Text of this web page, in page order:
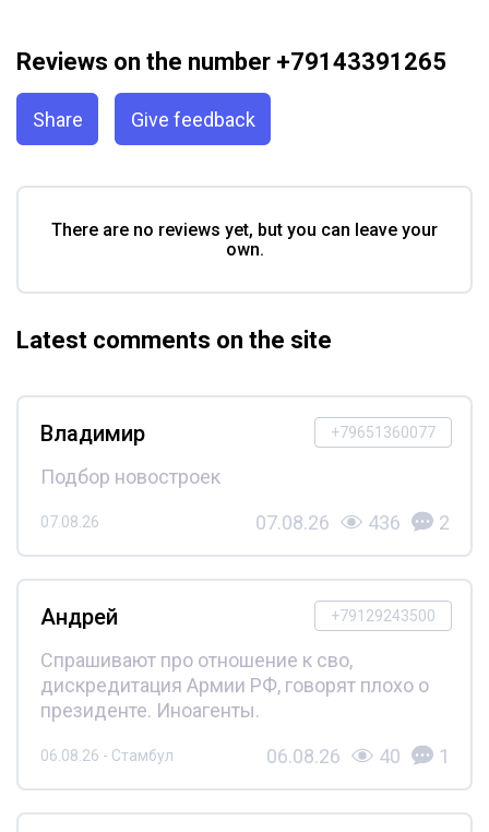
Reviews on the number +79143391265
Share Give feedback
There are no reviews yet, but you can leave your
own.
Latest comments on the site
+79651360077
Владимир
Подбор новостроек
07.08.26 07.08.26 436 2
+79129243500
Андрей
Спрашивают про отношение к сво,
дискредитация Армии РФ, говорят плохо о
президенте. Иноагенты.
06.08.26 - Стамбул 06.08.26 40 1